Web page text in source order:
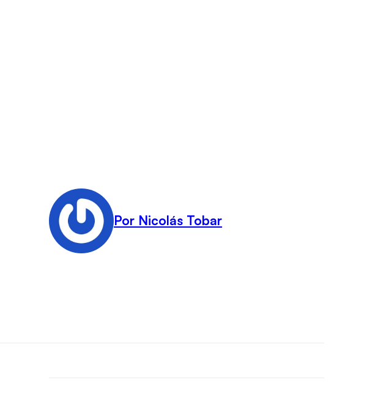
Por Nicolás Tobar